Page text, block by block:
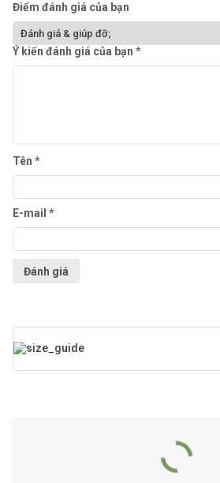
Điểm đánh giá của bạn
Ý kiến đánh giá của bạn *
Tên *
E-mail *